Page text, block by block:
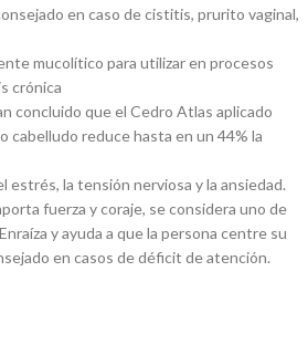
en caso de cistitis, prurito vaginal,
mucolítico para utilizar en procesos
crónica
concluido que el Cedro Atlas aplicado
cabelludo reduce hasta en un 44% la
estrés, la tensión nerviosa y la ansiedad.
fuerza y coraje, se considera uno de
y ayuda a que la persona centre su
en casos de déficit de atención.